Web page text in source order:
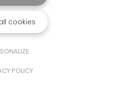
cookies
POLICY